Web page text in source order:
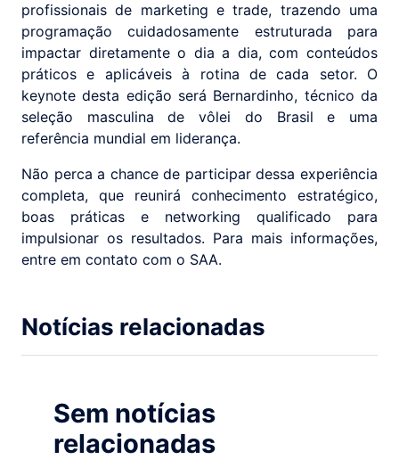
profissionais de marketing e trade, trazendo uma
programação cuidadosamente estruturada para
impactar diretamente o dia a dia, com conteúdos
práticos e aplicáveis à rotina de cada setor. O
keynote desta edição será Bernardinho, técnico da
seleção masculina de vôlei do Brasil e uma
referência mundial em liderança.
Não perca a chance de participar dessa experiência
completa, que reunirá conhecimento estratégico,
boas práticas e networking qualificado para
impulsionar os resultados. Para mais informações,
entre em contato com o SAA.
Notícias relacionadas
Sem notícias
relacionadas